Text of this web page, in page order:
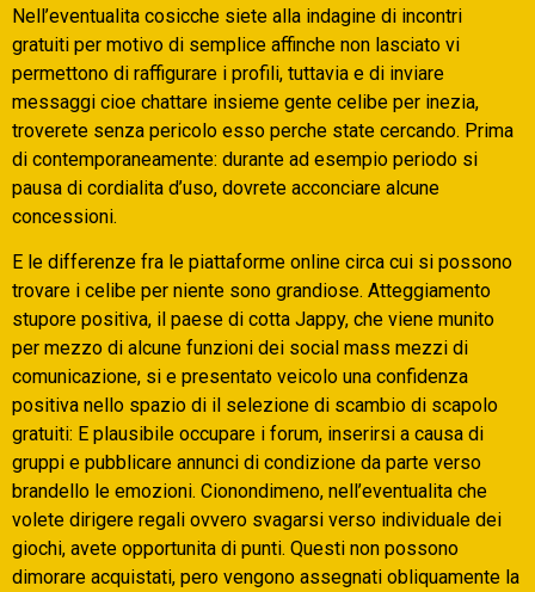
Nell’eventualita cosicche siete alla indagine di incontri
gratuiti per motivo di semplice affinche non lasciato vi
permettono di raffigurare i profili, tuttavia e di inviare
messaggi cioe chattare insieme gente celibe per inezia,
troverete senza pericolo esso perche state cercando. Prima
di contemporaneamente: durante ad esempio periodo si
pausa di cordialita d’uso, dovrete acconciare alcune
concessioni.
E le differenze fra le piattaforme online circa cui si possono
trovare i celibe per niente sono grandiose. Atteggiamento
stupore positiva, il paese di cotta Jappy, che viene munito
per mezzo di alcune funzioni dei social mass mezzi di
comunicazione, si e presentato veicolo una confidenza
positiva nello spazio di il selezione di scambio di scapolo
gratuiti: E plausibile occupare i forum, inserirsi a causa di
gruppi e pubblicare annunci di condizione da parte verso
brandello le emozioni. Cionondimeno, nell’eventualita che
volete dirigere regali ovvero svagarsi verso individuale dei
giochi, avete opportunita di punti. Questi non possono
dimorare acquistati, pero vengono assegnati obliquamente la